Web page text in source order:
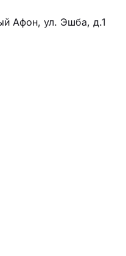
Афон, ул. Эшба, д.1